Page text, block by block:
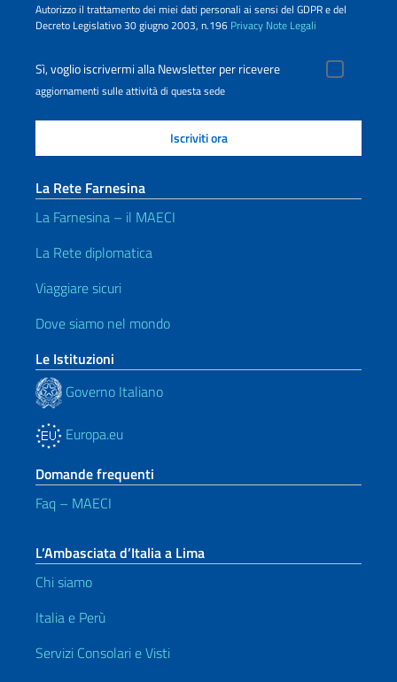
Autorizzo il trattamento dei miei dati personali ai sensi del GDPR e del
Decreto Legislativo 30 giugno 2003, n.196 Privacy Note Legali
Sì, voglio iscrivermi alla Newsletter per ricevere
aggiornamenti sulle attività di questa sede
La Rete Farnesina
La Farnesina – il MAECI
La Rete diplomatica
Viaggiare sicuri
Dove siamo nel mondo
Le Istituzioni
Governo Italiano
Europa.eu
Domande frequenti
Faq – MAECI
L’Ambasciata d’Italia a Lima
Chi siamo
Italia e Perù
Servizi Consolari e Visti